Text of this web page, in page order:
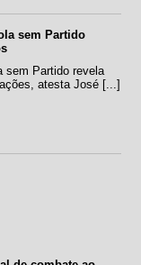
sem Partido
sem Partido revela
atesta José [...]